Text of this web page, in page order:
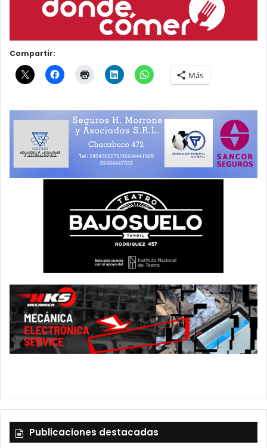
Compartir:
Más
Publicaciones destacadas